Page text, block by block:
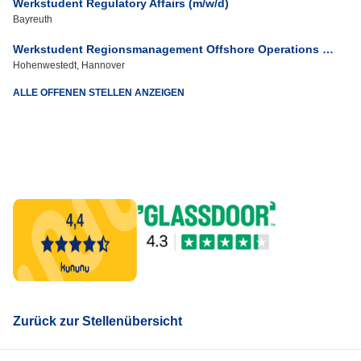
Werkstudent Regulatory Affairs (m/w/d)
Bayreuth
Werkstudent Regionsmanagement Offshore Operations - Schwerpunkt Logistik (m/w/d)
Hohenwestedt, Hannover
ALLE OFFENEN STELLEN ANZEIGEN
Zurück zur Stellenübersicht